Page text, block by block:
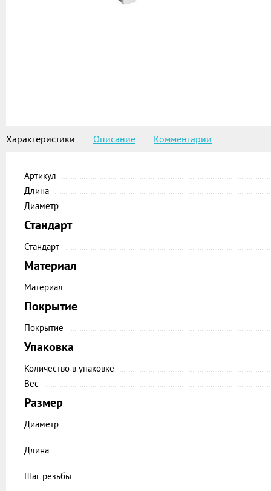
Характеристики Описание Комментарии
Артикул
Длина
Диаметр
Стандарт
Стандарт
Материал
Материал
Покрытие
Покрытие
Упаковка
Количество в упаковке
Вес
Размер
Диаметр
Длина
Шаг резьбы